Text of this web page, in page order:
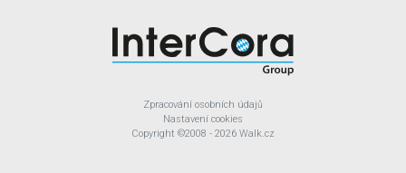
Zpracování osobních údajů
Nastavení cookies
Copyright ©2008 - 2026 Walk.cz